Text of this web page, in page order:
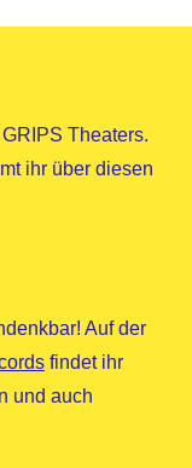
Theaters.
ihr über diesen
Auf der
findet ihr
und auch